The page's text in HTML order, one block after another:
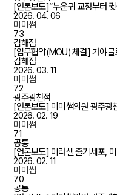
[언론보도]“누운귀 교정부터
2026. 04. 06
미미썸
73
김해점
[업무협약(MOU) 체결] 가야글
김해점
2026. 03. 11
미미썸
72
광주광천점
[언론보도] 미미썸의원 광주광
2026. 02. 19
미미썸
71
공통
[언론보도] 미라셀 줄기세포,
2026. 02. 11
미미썸
70
공통